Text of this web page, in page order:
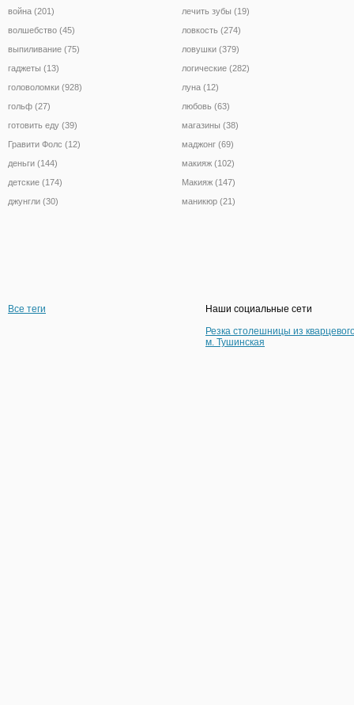
война (201)
волшебство (45)
выпиливание (75)
гаджеты (13)
головоломки (928)
гольф (27)
готовить еду (39)
Гравити Фолс (12)
деньги (144)
детские (174)
джунгли (30)
лечить зубы (19)
ловкость (274)
ловушки (379)
логические (282)
луна (12)
любовь (63)
магазины (38)
маджонг (69)
макияж (102)
Макияж (147)
маникюр (21)
Все теги
Наши социальные сети
Резка столешницы из
м. Тушинская